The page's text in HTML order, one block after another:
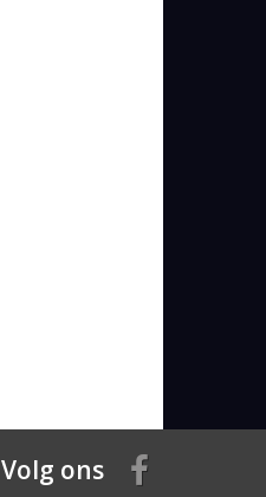
Volg ons